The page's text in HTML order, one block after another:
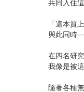
共同入住
「這本質
與此同時
在四名研
我像是被
隨著各種